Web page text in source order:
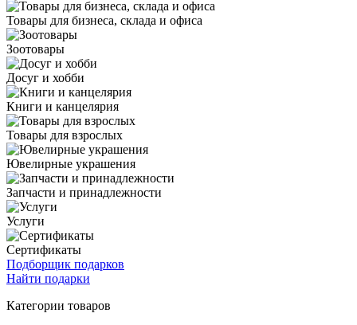
Товары для бизнеса, склада и офиса
Зоотовары
Досуг и хобби
Книги и канцелярия
Товары для взрослых
Ювелирные украшения
Запчасти и принадлежности
Услуги
Сертификаты
Подборщик подарков
Найти подарки
Категории товаров